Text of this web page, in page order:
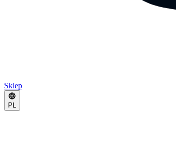
Sklep
PL